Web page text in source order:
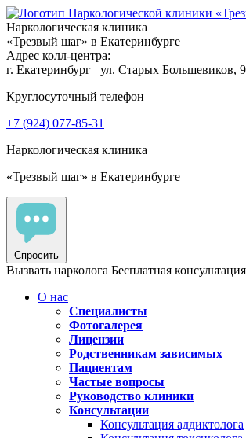
Наркологическая клиника
«Трезвый шаг» в Екатеринбурге
Адрес колл-центра:
г. Екатеринбург
ул. Старых Большевиков, 9
Круглосуточный телефон
+7 (924) 077-85-31
Наркологическая клиника
«Трезвый шаг» в Екатеринбурге
Спросить
Вызвать нарколога Бесплатная консультация
О нас
Специалисты
Фотогалерея
Лицензии
Родственникам зависимых
Пациентам
Частые вопросы
Руководство клиники
Консультации
Консультация аддиктолога